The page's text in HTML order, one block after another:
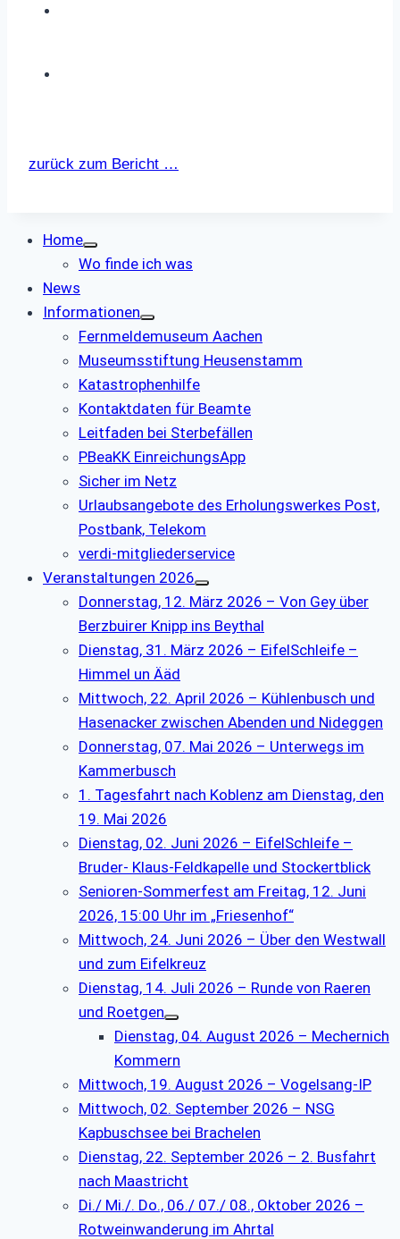
zurück zum Bericht …
Home
Wo finde ich was
News
Informationen
Fernmeldemuseum Aachen
Museumsstiftung Heusenstamm
Katastrophenhilfe
Kontaktdaten für Beamte
Leitfaden bei Sterbefällen
PBeaKK EinreichungsApp
Sicher im Netz
Urlaubsangebote des Erholungswerkes Post,
Postbank, Telekom
verdi-mitgliederservice
Veranstaltungen 2026
Donnerstag, 12. März 2026 – Von Gey über
Berzbuirer Knipp ins Beythal
Dienstag, 31. März 2026 – EifelSchleife –
Himmel un Ääd
Mittwoch, 22. April 2026 – Kühlenbusch und
Hasenacker zwischen Abenden und Nideggen
Donnerstag, 07. Mai 2026 – Unterwegs im
Kammerbusch
1. Tagesfahrt nach Koblenz am Dienstag, den
19. Mai 2026
Dienstag, 02. Juni 2026 – EifelSchleife –
Bruder- Klaus-Feldkapelle und Stockertblick
Senioren-Sommerfest am Freitag, 12. Juni
2026, 15:00 Uhr im „Friesenhof“
Mittwoch, 24. Juni 2026 – Über den Westwall
und zum Eifelkreuz
Dienstag, 14. Juli 2026 – Runde von Raeren
und Roetgen
Dienstag, 04. August 2026 – Mechernich
Kommern
Mittwoch, 19. August 2026 – Vogelsang-IP
Mittwoch, 02. September 2026 – NSG
Kapbuschsee bei Brachelen
Dienstag, 22. September 2026 – 2. Busfahrt
nach Maastricht
Di./ Mi./. Do., 06./ 07./ 08., Oktober 2026 –
Rotweinwanderung im Ahrtal